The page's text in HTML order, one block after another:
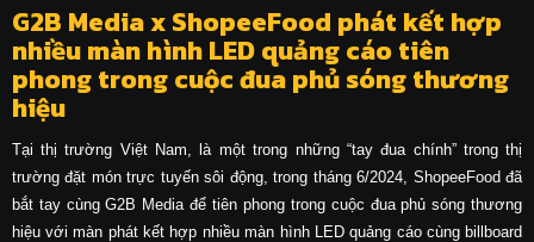
G2B Media x ShopeeFood phát kết hợp
nhiều màn hình LED quảng cáo tiên
phong trong cuộc đua phủ sóng thương
hiệu
Tại thị trường Việt Nam, là một trong những “tay đua chính” trong thị
trường đặt món trực tuyến sôi động, trong tháng 6/2024, ShopeeFood đã
bắt tay cùng G2B Media để tiên phong trong cuộc đua phủ sóng thương
hiệu với màn phát kết hợp nhiều màn hình LED quảng cáo cùng billboard